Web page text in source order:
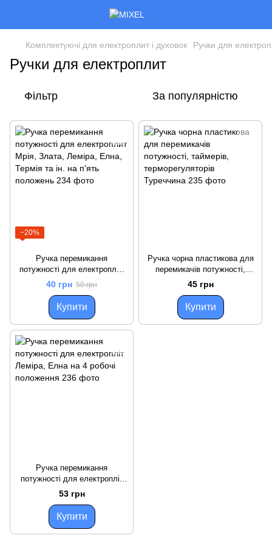
Комплектуючі для електроплит і духовок Ручки для
Ручки для електроплит
Фільтр За популярністю
−20%
Ручка перемикання
потужності для електроплит
Мрія, Злата, Леміра, Елна,
Термія та ін. на п'ять
положень
40 грн 50 грн
Купити
Ручка чорна пластикова для
перемикачів потужності,
таймерів, терморегуляторів
Туреччина
45 грн
Купити
Ручка перемикання
потужності для електропліт
Леміра, Елна на 4 робочі
положення
53 грн
Купити